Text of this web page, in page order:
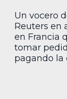
Un vocero
Reuters en
en Francia
tomar
pagando la